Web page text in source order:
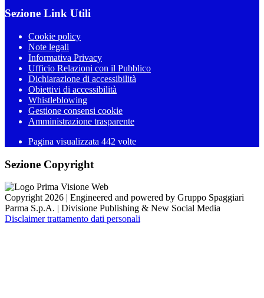
Sezione Link Utili
Cookie policy
Note legali
Informativa Privacy
Ufficio Relazioni con il Pubblico
Dichiarazione di accessibilità
Obiettivi di accessibilità
Whistleblowing
Gestione consensi cookie
Amministrazione trasparente
Pagina visualizzata 442 volte
Sezione Copyright
Copyright 2026 | Engineered and powered by Gruppo Spaggiari
Parma S.p.A. | Divisione Publishing & New Social Media
Disclaimer trattamento dati personali